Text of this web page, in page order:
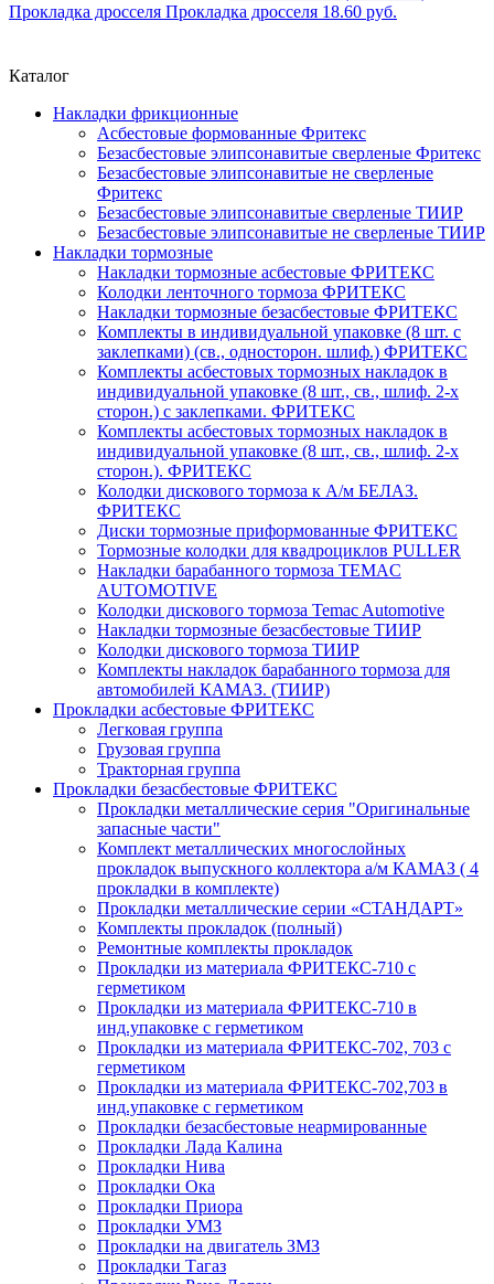
Прокладка дросселя Прокладка дросселя 18.60 руб.
Каталог
Накладки фрикционные
Асбестовые формованные Фритекс
Безасбестовые элипсонавитые сверленые Фритекс
Безасбестовые элипсонавитые не сверленые
Фритекс
Безасбестовые элипсонавитые сверленые ТИИР
Безасбестовые элипсонавитые не сверленые ТИИР
Накладки тормозные
Накладки тормозные асбестовые ФРИТЕКС
Колодки ленточного тормоза ФРИТЕКС
Накладки тормозные безасбестовые ФРИТЕКС
Комплекты в индивидуальной упаковке (8 шт. с
заклепками) (св., односторон. шлиф.) ФРИТЕКС
Комплекты асбестовых тормозных накладок в
индивидуальной упаковке (8 шт., св., шлиф. 2-х
сторон.) c заклепками. ФРИТЕКС
Комплекты асбестовых тормозных накладок в
индивидуальной упаковке (8 шт., св., шлиф. 2-х
сторон.). ФРИТЕКС
Колодки дискового тормоза к А/м БЕЛАЗ.
ФРИТЕКС
Диски тормозные приформованные ФРИТЕКС
Тормозные колодки для квадроциклов PULLER
Накладки барабанного тормоза TEMAC
AUTOMOTIVE
Колодки дискового тормоза Temac Automotive
Накладки тормозные безасбестовые ТИИР
Колодки дискового тормоза ТИИР
Комплекты накладок барабанного тормоза для
автомобилей КАМАЗ. (ТИИР)
Прокладки асбестовые ФРИТЕКС
Легковая группа
Грузовая группа
Тракторная группа
Прокладки безасбестовые ФРИТЕКС
Прокладки металлические серия "Оригинальные
запасные части"
Комплект металлических многослойных
прокладок выпускного коллектора а/м КАМАЗ ( 4
прокладки в комплекте)
Прокладки металлические серии «СТАНДАРТ»
Комплекты прокладок (полный)
Ремонтные комплекты прокладок
Прокладки из материала ФРИТЕКС-710 с
герметиком
Прокладки из материала ФРИТЕКС-710 в
инд.упаковке с герметиком
Прокладки из материала ФРИТЕКС-702, 703 с
герметиком
Прокладки из материала ФРИТЕКС-702,703 в
инд.упаковке с герметиком
Прокладки безасбестовые неармированные
Прокладки Лада Калина
Прокладки Нива
Прокладки Ока
Прокладки Приора
Прокладки УМЗ
Прокладки на двигатель ЗМЗ
Прокладки Тагаз